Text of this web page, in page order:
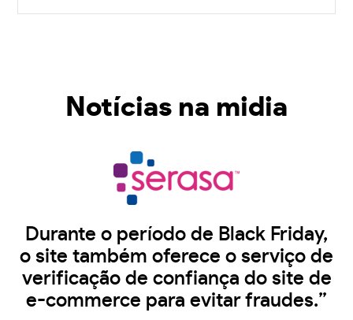
Notícias na midia
Durante o período de Black Friday,
o site também oferece o serviço de
verificação de confiança do site de
e-commerce para evitar fraudes.”